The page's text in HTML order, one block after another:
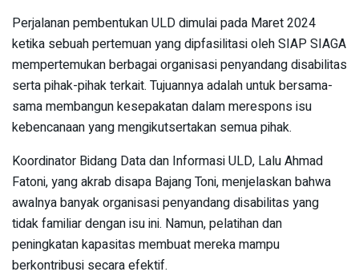
Perjalanan pembentukan ULD dimulai pada Maret 2024
ketika sebuah pertemuan yang dipfasilitasi oleh SIAP SIAGA
mempertemukan berbagai organisasi penyandang disabilitas
serta pihak-pihak terkait. Tujuannya adalah untuk bersama-
sama membangun kesepakatan dalam merespons isu
kebencanaan yang mengikutsertakan semua pihak.
Koordinator Bidang Data dan Informasi ULD, Lalu Ahmad
Fatoni, yang akrab disapa Bajang Toni, menjelaskan bahwa
awalnya banyak organisasi penyandang disabilitas yang
tidak familiar dengan isu ini. Namun, pelatihan dan
peningkatan kapasitas membuat mereka mampu
berkontribusi secara efektif.